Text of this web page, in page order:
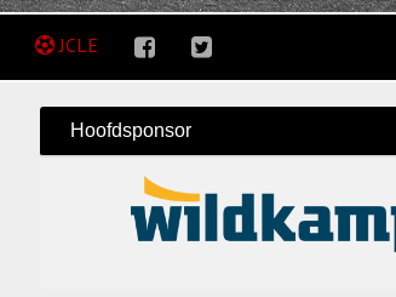
JCLE
Hoofdsponsor